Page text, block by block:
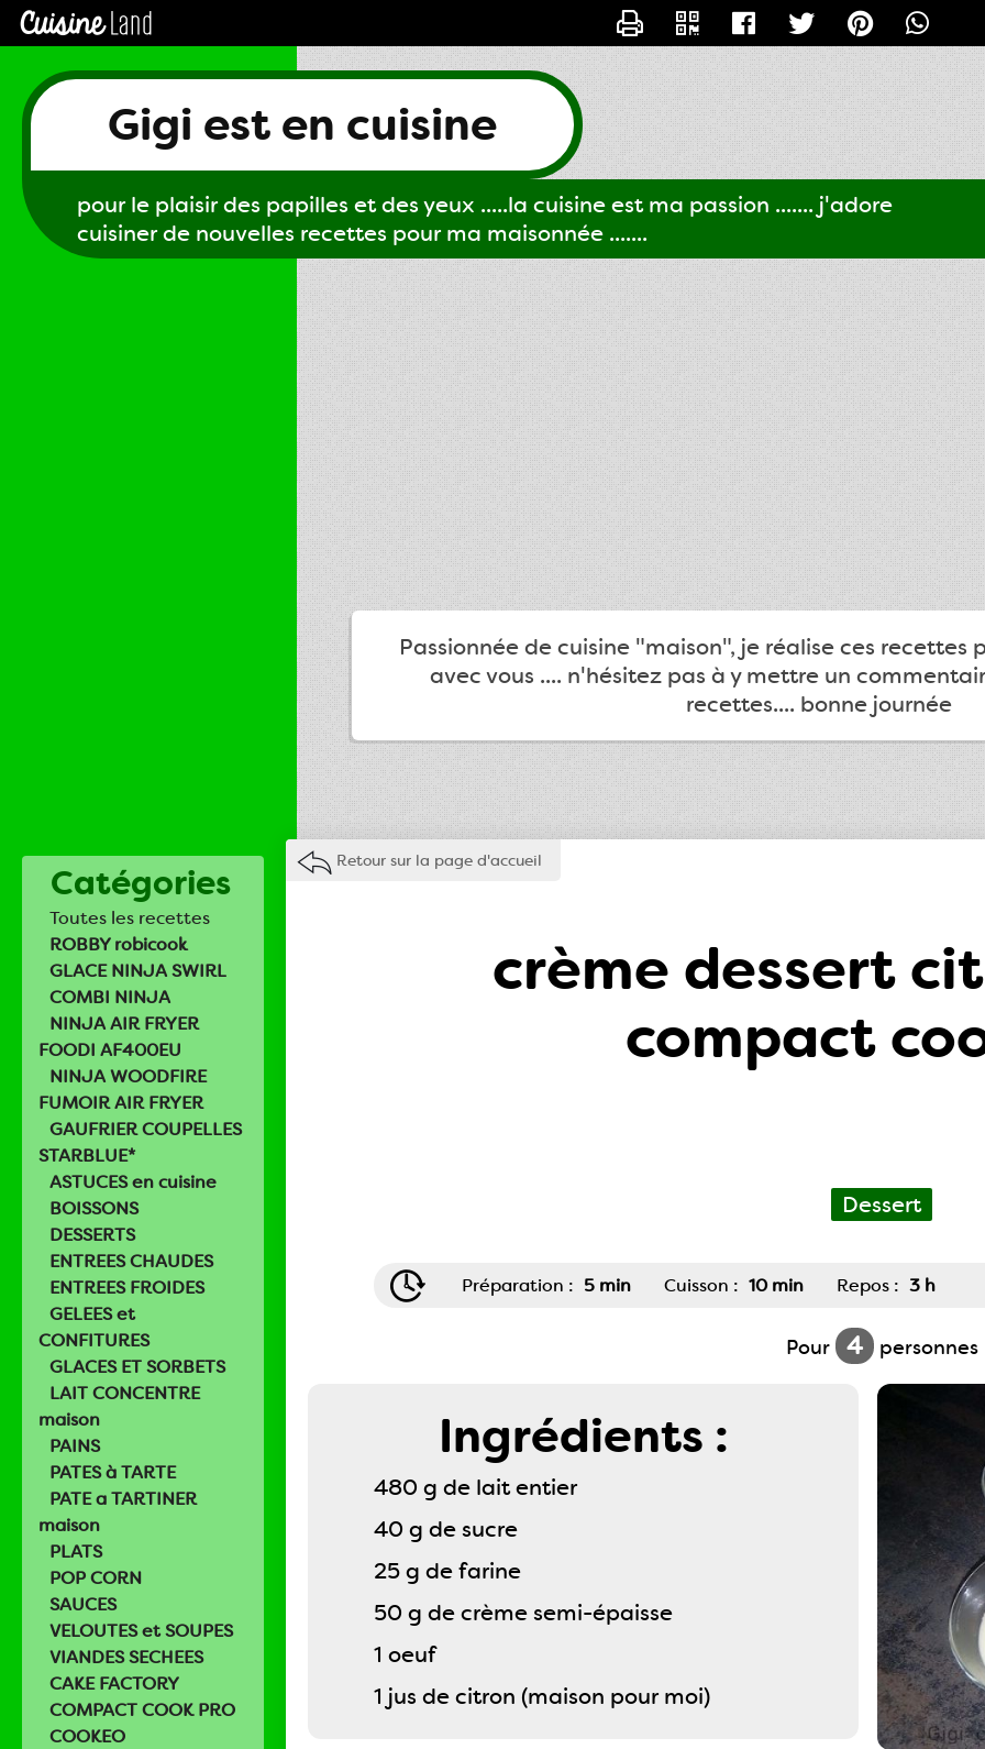
Gigi est en cuisine
pour le plaisir des papilles et des yeux .....la cuisine est ma passion ....... j'adore
cuisiner de nouvelles recettes pour ma maisonnée .......
Passionnée de cuisine "maison", je réalise ces recettes
avec vous .... n'hésitez pas à y mettre un
recettes.... bonne journée
Catégories
Toutes les recettes
ROBBY robicook
GLACE NINJA SWIRL
COMBI NINJA
NINJA AIR FRYER
FOODI AF400EU
NINJA WOODFIRE
FUMOIR AIR FRYER
GAUFRIER COUPELLES
STARBLUE*
ASTUCES en cuisine
BOISSONS
DESSERTS
ENTREES CHAUDES
ENTREES FROIDES
GELEES et
CONFITURES
GLACES ET SORBETS
LAIT CONCENTRE
maison
PAINS
PATES à TARTE
PATE a TARTINER
maison
PLATS
POP CORN
SAUCES
VELOUTES et SOUPES
VIANDES SECHEES
CAKE FACTORY
COMPACT COOK PRO
COOKEO
Retour sur la page d'accueil
crème dessert
compact
Dessert
Préparation : 5 min Cuisson : 10 min Repos : 3 h
Pour 4 personnes
Ingrédients :
480 g de lait entier
40 g de sucre
25 g de farine
50 g de crème semi-épaisse
1 oeuf
1 jus de citron (maison pour moi)
CONTACTER GIGI61